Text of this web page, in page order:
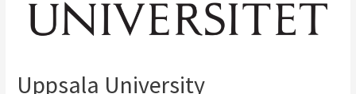
Uppsala University